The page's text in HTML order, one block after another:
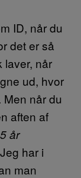
ID, når du
det er så
laver, når
ud, hvor
når du
aften af
år
har i
man